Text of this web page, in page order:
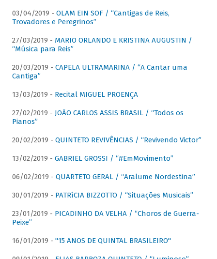
03/04/2019 - OLAM EIN SOF / “Cantigas de Reis,
Trovadores e Peregrinos”
27/03/2019 - MARIO ORLANDO E KRISTINA AUGUSTIN /
“Música para Reis”
20/03/2019 - CAPELA ULTRAMARINA / “A Cantar uma
Cantiga”
13/03/2019 - Recital MIGUEL PROENÇA
27/02/2019 - JOÃO CARLOS ASSIS BRASIL / “Todos os
Pianos”
20/02/2019 - QUINTETO REVIVÊNCIAS / “Revivendo Victor”
13/02/2019 - GABRIEL GROSSI / “#EmMovimento”
06/02/2019 - QUARTETO GERAL / “Aralume Nordestina”
30/01/2019 - PATRíCIA BIZZOTTO / “Situações Musicais”
23/01/2019 - PICADINHO DA VELHA / “Choros de Guerra-
Peixe”
16/01/2019 - "15 ANOS DE QUINTAL BRASILEIRO"